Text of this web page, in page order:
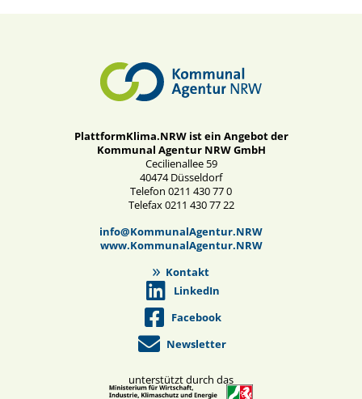
PlattformKlima.NRW ist ein Angebot der
Kommunal Agentur NRW GmbH
Cecilienallee 59
40474 Düsseldorf
Telefon 0211 430 77 0
Telefax 0211 430 77 22
info@KommunalAgentur.NRW
www.KommunalAgentur.NRW
Kontakt
LinkedIn
Facebook
Newsletter
unterstützt durch das